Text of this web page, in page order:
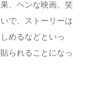
、ヘンな映画、笑
で、ストーリーは
めるなどといっ
られることになっ